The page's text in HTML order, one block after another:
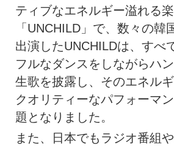
ティブなエネルギー溢れる
「UNCHILD」で、数々の韓
出演したUNCHILDは、すべ
フルなダンスをしながらハ
生歌を披露し、そのエネル
クオリティーなパフォーマ
題となりました。
また、日本でもラジオ番組